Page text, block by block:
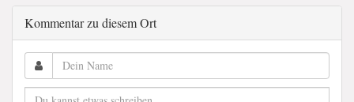
Kommentar zu diesem Ort